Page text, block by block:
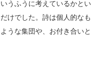
うふうに考えているかとい
けでした。詩は個人的なも
うな集団や、お付き合いと